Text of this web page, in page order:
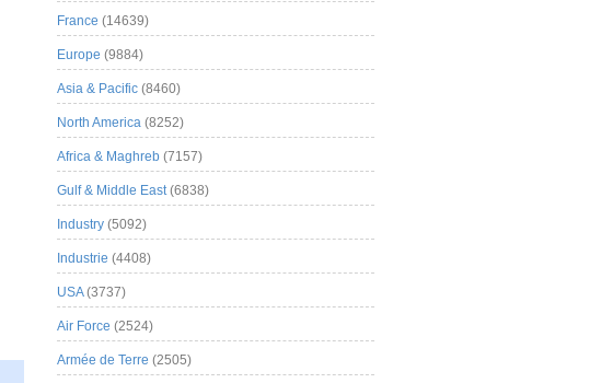
France (14639)
Europe (9884)
Asia & Pacific (8460)
North America (8252)
Africa & Maghreb (7157)
Gulf & Middle East(6838)
Industry (5092)
Industrie (4408)
USA(3737)
Air Force (2524)
Armée de Terre (2505)